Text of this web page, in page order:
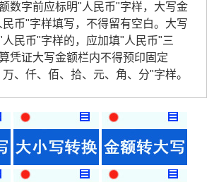
数字前应标明"人民币"字样，大写金
币"字样填写，不得留有空白。大写
民币"字样的，应加填"人民币"三
凭证大写金额栏内不得预印固定
、仟、佰、拾、元、角、分"字样。